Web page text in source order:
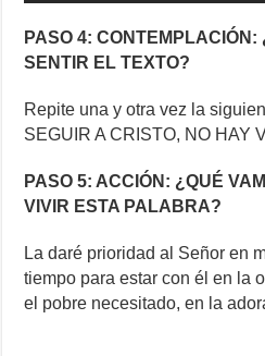
PASO 4: CONTEMPLACIÓN:
SENTIR EL TEXTO?
Repite una y otra vez la
SEGUIR A CRISTO, NO HAY
PASO 5: ACCIÓN: ¿QUÉ
VIVIR ESTA PALABRA?
La daré prioridad al Señor en
tiempo para estar con él en la
el pobre necesitado, en la